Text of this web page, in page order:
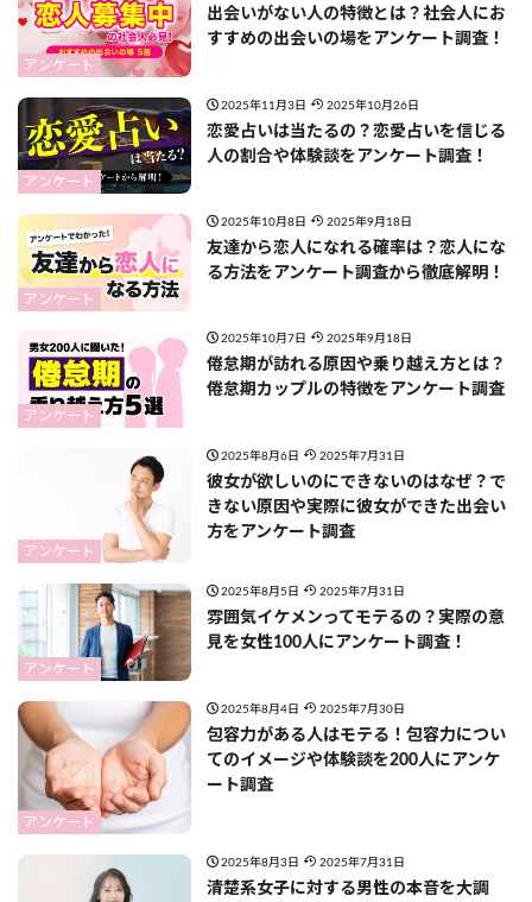
アンケート
出会いがない人の特徴とは？社会人にお
すすめの出会いの場をアンケート調査！
アンケート
2025年11月3日 2025年10月26日
恋愛占いは当たるの？恋愛占いを信じる
人の割合や体験談をアンケート調査！
アンケート
2025年10月8日 2025年9月18日
友達から恋人になれる確率は？恋人にな
る方法をアンケート調査から徹底解明！
アンケート
2025年10月7日 2025年9月18日
倦怠期が訪れる原因や乗り越え方とは？
倦怠期カップルの特徴をアンケート調査
アンケート
2025年8月6日 2025年7月31日
彼女が欲しいのにできないのはなぜ？で
きない原因や実際に彼女ができた出会い
方をアンケート調査
アンケート
2025年8月5日 2025年7月31日
​​雰囲気イケメンってモテるの？実際の意
見を女性100人にアンケート調査！
アンケート
2025年8月4日 2025年7月30日
包容力がある人はモテる！包容力につい
てのイメージや体験談を200人にアンケ
ート調査
2025年8月3日 2025年7月31日
清楚系女子に対する男性の本音を大調